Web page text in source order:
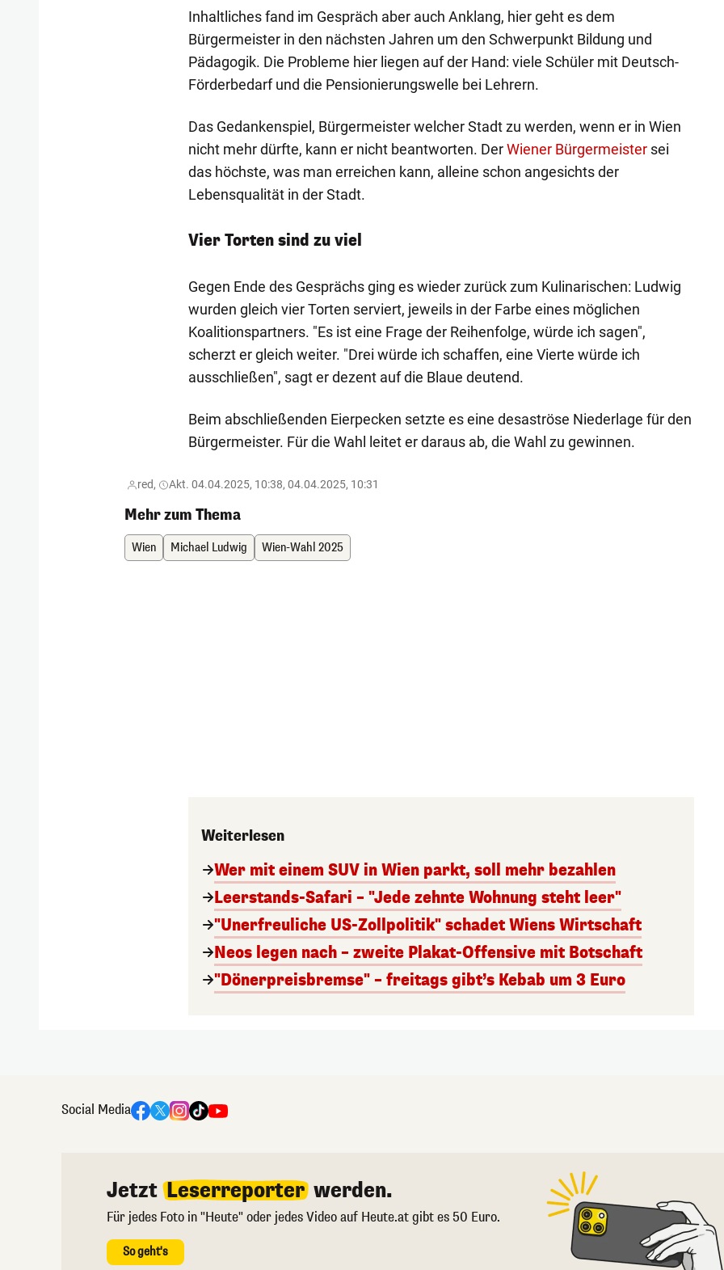
Inhaltliches fand im Gespräch aber auch Anklang, hier geht es dem
Bürgermeister in den nächsten Jahren um den Schwerpunkt Bildung und
Pädagogik. Die Probleme hier liegen auf der Hand: viele Schüler mit Deutsch-
Förderbedarf und die Pensionierungswelle bei Lehrern.
Das Gedankenspiel, Bürgermeister welcher Stadt zu werden, wenn er in Wien
nicht mehr dürfte, kann er nicht beantworten. DerWiener Bürgermeistersei
das höchste, was man erreichen kann, alleine schon angesichts der
Lebensqualität in der Stadt.
Vier Torten sind zu viel
Gegen Ende des Gesprächs ging es wieder zurück zum Kulinarischen: Ludwig
wurden gleich vier Torten serviert, jeweils in der Farbe eines möglichen
Koalitionspartners. "Es ist eine Frage der Reihenfolge, würde ich sagen",
scherzt er gleich weiter. "Drei würde ich schaffen, eine Vierte würde ich
ausschließen", sagt er dezent auf die Blaue deutend.
Beim abschließenden Eierpecken setzte es eine desaströse Niederlage für den
Bürgermeister. Für die Wahl leitet er daraus ab, die Wahl zu gewinnen.
red, Akt. 04.04.2025, 10:38, 04.04.2025, 10:31
Mehr zum Thema
Wien Michael Ludwig Wien-Wahl 2025
Weiterlesen
Wer mit einem SUV in Wien parkt, soll mehr bezahlen
Leerstands-Safari – "Jede zehnte Wohnung steht leer"
"Unerfreuliche US-Zollpolitik" schadet Wiens Wirtschaft
Neos legen nach – zweite Plakat-Offensive mit Botschaft
"Dönerpreisbremse" – freitags gibt’s Kebab um 3 Euro
Social Media
Jetzt Leserreporter werden.
Für jedes Foto in "Heute" oder jedes Video auf Heute.at gibt es 50 Euro.
So geht's